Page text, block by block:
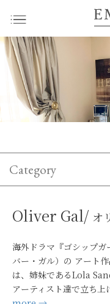
Category
Oliver Gal/ オ
海外ドラマ『ゴシップ
バー・ガル）の アート
は、姉妹であるLola
アーティスト達で立ち上